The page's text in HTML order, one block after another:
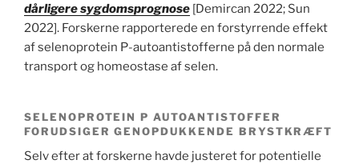
dårligere sygdomsprognose [Demircan 2022; Sun
2022]. Forskerne rapporterede en forstyrrende effekt
af selenoprotein P-autoantistofferne på den normale
transport og homeostase af selen.
SELENOPROTEIN P AUTOANTISTOFFER
FORUDSIGER GENOPDUKKENDE BRYSTKRÆFT
Selv efter at forskerne havde justeret for potentielle